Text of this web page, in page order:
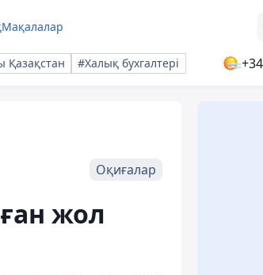
Мақалалар
Қазақстан #Халық бухгалтері
Оқиғалар
жол